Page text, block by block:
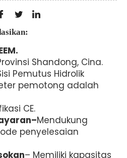
Shandong, Cina.
Pemutus Hidrolik
pemotong adalah
CE.
Mendukung
penyelesaian
– Memiliki kapasitas